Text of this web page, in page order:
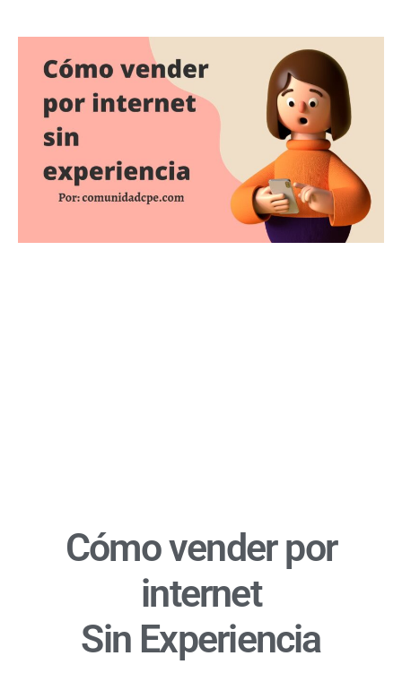
Cómo vender por
internet
Sin Experiencia